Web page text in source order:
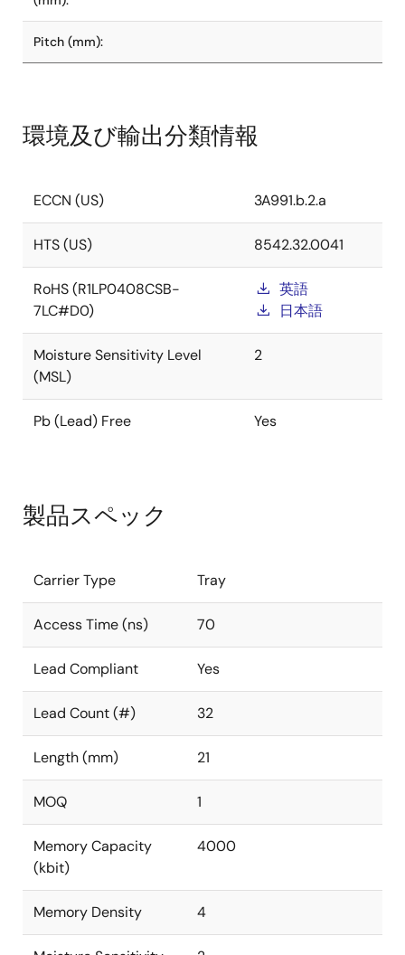
Pitch (mm):
環境及び輸出分類情報
ECCN (US) 3A991.b.2.a
HTS (US) 8542.32.0041
RoHS (R1LP0408CSB-
7LC#D0)
英語
日本語
Moisture Sensitivity Level
(MSL)
2
Pb (Lead) Free Yes
製品スペック
Carrier Type Tray
Access Time (ns) 70
Lead Compliant Yes
Lead Count (#) 32
Length (mm) 21
MOQ 1
Memory Capacity
(kbit)
4000
Memory Density 4